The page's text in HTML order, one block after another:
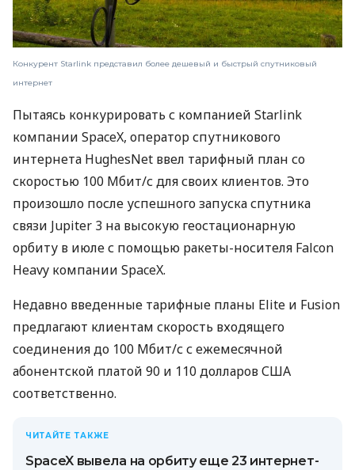
Конкурент Starlink представил более дешевый и быстрый спутниковый
интернет
Пытаясь конкурировать с компанией Starlink
компании SpaceX, оператор спутникового
интернета HughesNet ввел тарифный план со
скоростью 100 Мбит/с для своих клиентов. Это
произошло после успешного запуска спутника
связи Jupiter 3 на высокую геостационарную
орбиту в июле с помощью ракеты-носителя Falcon
Heavy компании SpaceX.
Недавно введенные тарифные планы Elite и Fusion
предлагают клиентам скорость входящего
соединения до 100 Мбит/с с ежемесячной
абонентской платой 90 и 110 долларов США
соответственно.
ЧИТАЙТЕ ТАКЖЕ
SpaceX вывела на орбиту еще 23 интернет-